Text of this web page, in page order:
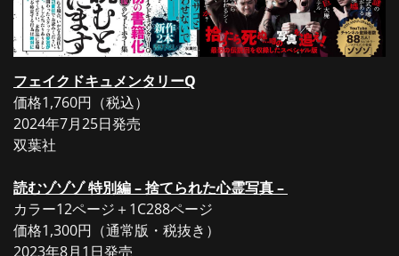
フェイクドキュメンタリーQ
価格1,760円（税込）
2024年7月25日発売
双葉社
読むゾゾゾ 特別編 – 捨てられた心霊写真 –
カラー12ページ＋1C288ページ
価格1,300円（通常版・税抜き）
2023年8月1日発売